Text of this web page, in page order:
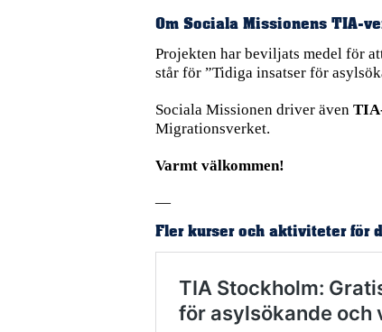
Om Sociala Missionens TIA-
Projekten har beviljats medel för
står för ”Tidiga insatser för
Sociala Missionen driver även
Migrationsverket.
Varmt välkommen!
—
Fler kurser och aktiviteter för